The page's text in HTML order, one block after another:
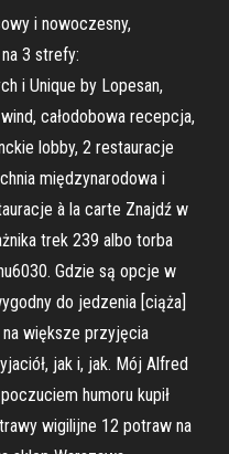
i nowoczesny,
3 strefy:
i Unique by Lopesan,
całodobowa recepcja,
lobby, 2 restauracje
międzynarodowa i
à la carte Znajdź w
trek 239 albo torba
Gdzie są opcje w
do jedzenia [ciąża]
większe przyjęcia
jak i, jak. Mój Alfred
humoru kupił
wigilijne 12 potraw na